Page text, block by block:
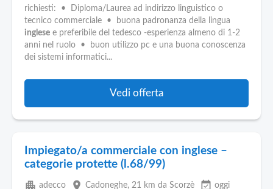
Pubblica
Area
Aziende
richiesti: • Diploma/Laurea ad indirizzo linguistico o
tecnico commerciale • buona padronanza della lingua
inglese e preferibile del tedesco -esperienza almeno di 1-2
anni nel ruolo • buon utilizzo pc e una buona conoscenza
dei sistemi informatici...
Vedi offerta
Impiegato/a commerciale con inglese –
categorie protette (l.68/99)
apartment adecco place Cadoneghe, 21 km da Scorzè event_available oggi